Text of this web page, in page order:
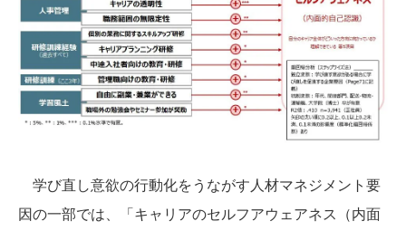
学び直し意欲の行動化をうながす人材マネジメント要
因の一部では、「キャリアのセルフアウェアネス（内面